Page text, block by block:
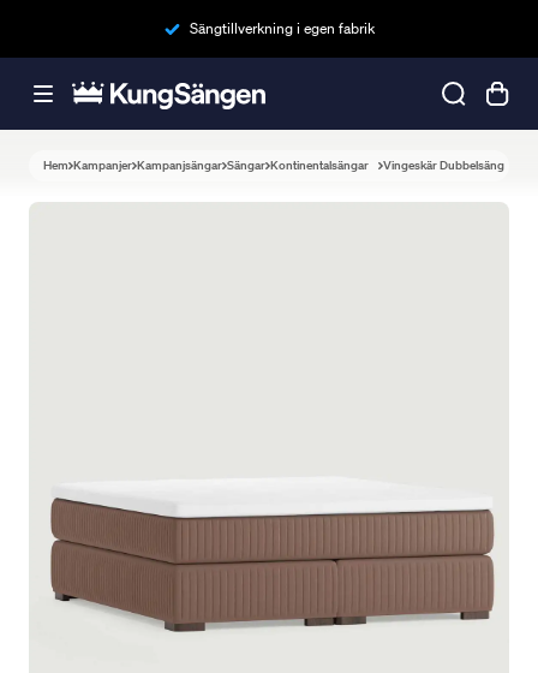
Sängtillverkning i egen fabrik
Hem Kampanjer Kampanjsängar Sängar Kontinentalsängar Vingeskär Dubbelsäng